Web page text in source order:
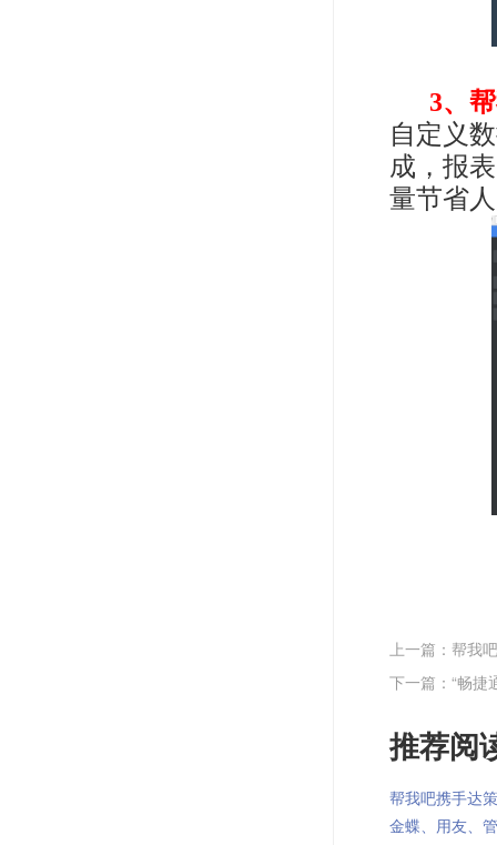
3、
自定义
成，报
量节省
上一篇：帮我
下一篇：“畅捷
推荐阅
帮我吧携手达
金蝶、用友、